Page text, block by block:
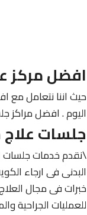
افضل مركز
حيث اننا نتعامل مع
اليوم . افضل مراكز
جلسات
\نقدم خدمات جلسات
البدنى فى ارجاء
خبرات فى مجال
للعمليات الجراحية